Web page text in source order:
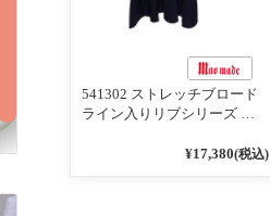
541302 ストレッチブロード
ライン入りリブシリーズ ふ
入りリブワンピース 79ネイ
¥17,380(税込)